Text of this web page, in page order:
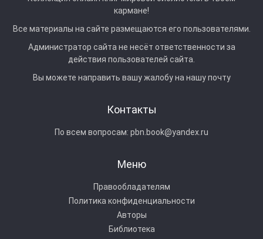
кармане!
Все материалы на сайте размещаются его пользователями.
Администратор сайта не несёт ответственности за
действия пользователей сайта.
Вы можете направить вашу жалобу на нашу почту
Контакты
По всем вопросам: pbn.book@yandex.ru
Меню
Правообладателям
Политика конфиденциальности
Авторы
Библиотека